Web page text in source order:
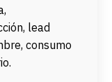
lead
consumo